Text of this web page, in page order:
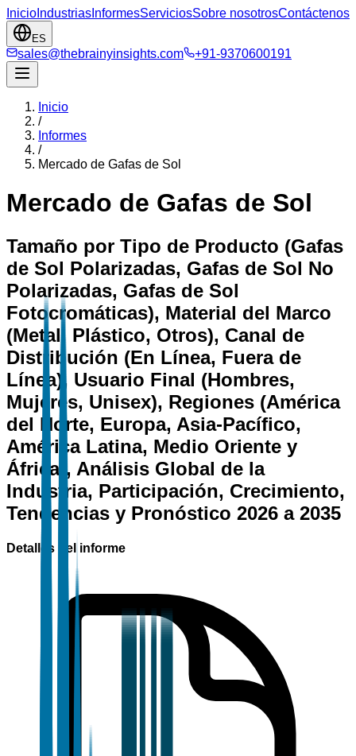
Inicio Industrias InformesServiciosSobre nosotrosContáctenos
ES
sales@thebrainyinsights.com +91-9370600191
Inicio
/
Informes
/
Mercado de Gafas de Sol
Mercado de Gafas de Sol
Tamaño por Tipo de Producto (Gafas
de Sol Polarizadas, Gafas de Sol No
Polarizadas, Gafas de Sol
Fotocromáticas), Material del Marco
(Metal, Plástico, Otros), Canal de
Distribución (En Línea, Fuera de
Línea), Usuario Final (Hombres,
Mujeres, Unisex), Regiones (América
del Norte, Europa, Asia-Pacífico,
América Latina, Medio Oriente y
África), Análisis Global de la
Industria, Participación, Crecimiento,
Tendencias y Pronóstico 2026 a 2035
Detalles del informe